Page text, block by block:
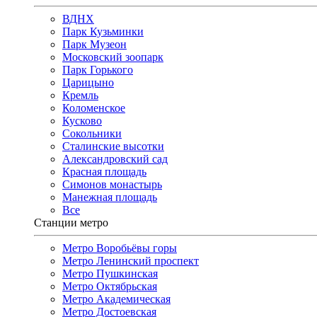
ВДНХ
Парк Кузьминки
Парк Музеон
Московский зоопарк
Парк Горького
Царицыно
Кремль
Коломенское
Кусково
Сокольники
Сталинские высотки
Александровский сад
Красная площадь
Симонов монастырь
Манежная площадь
Все
Станции метро
Метро Воробьёвы горы
Метро Ленинский проспект
Метро Пушкинская
Метро Октябрьская
Метро Академическая
Метро Достоевская